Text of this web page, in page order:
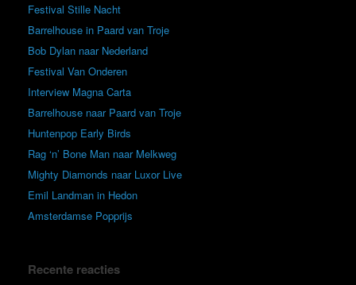
Festival Stille Nacht
Barrelhouse in Paard van Troje
Bob Dylan naar Nederland
Festival Van Onderen
Interview Magna Carta
Barrelhouse naar Paard van Troje
Huntenpop Early Birds
Rag ‘n’ Bone Man naar Melkweg
Mighty Diamonds naar Luxor Live
Emil Landman in Hedon
Amsterdamse Popprijs
Recente reacties